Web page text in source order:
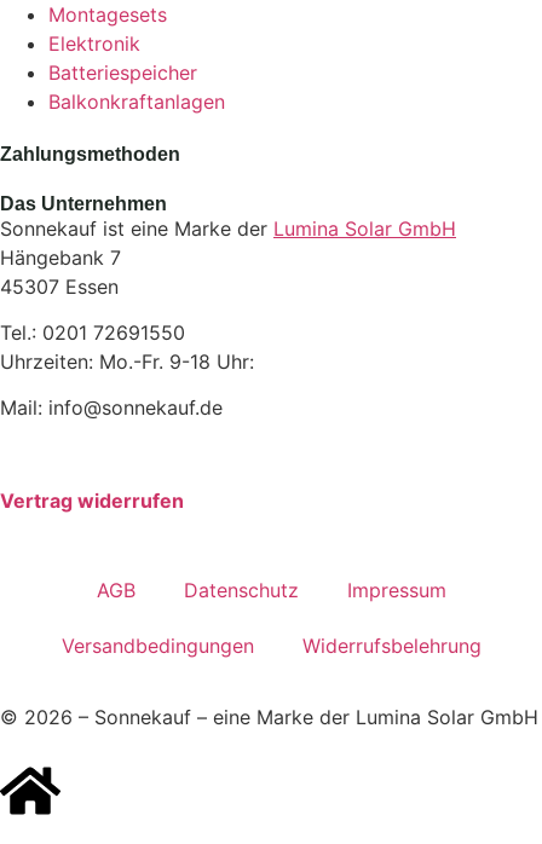
Montagesets
Elektronik
Batteriespeicher
Balkonkraftanlagen
Zahlungsmethoden
Das Unternehmen
Sonnekauf ist eine Marke der Lumina Solar GmbH
Hängebank 7
45307 Essen
Tel.: 0201 72691550
Uhrzeiten: Mo.-Fr. 9-18 Uhr:
Mail: info@sonnekauf.de
Vertrag widerrufen
AGB Datenschutz Impressum
Versandbedingungen Widerrufsbelehrung
© 2026 – Sonnekauf – eine Marke der Lumina Solar GmbH